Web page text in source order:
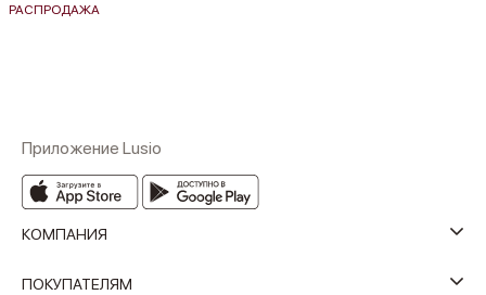
РАСПРОДАЖА
Приложение Lusio
КОМПАНИЯ
ПОКУПАТЕЛЯМ